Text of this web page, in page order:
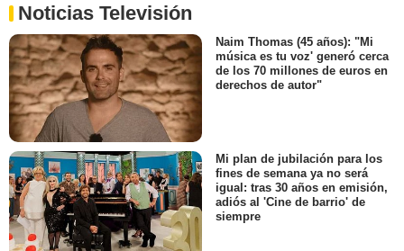
Noticias Televisión
Naim Thomas (45 años): "Mi
música es tu voz' generó cerca
de los 70 millones de euros en
derechos de autor"
Mi plan de jubilación para los
fines de semana ya no será
igual: tras 30 años en emisión,
adiós al 'Cine de barrio' de
siempre